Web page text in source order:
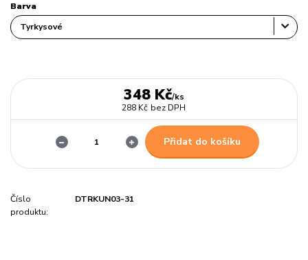
Barva
348 Kč/ks
288 Kč bez DPH
Přidat do košíku
Číslo
produktu:
DTRKUN03-31